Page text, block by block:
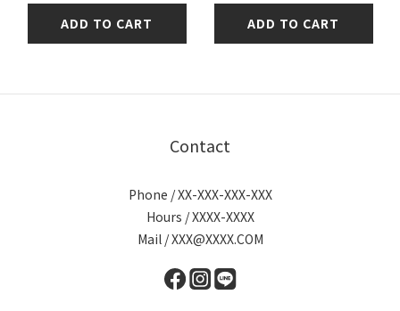
ADD TO CART ADD TO CART
Contact
Phone / XX-XXX-XXX-XXX
Hours / XXXX-XXXX
Mail / XXX@XXXX.COM